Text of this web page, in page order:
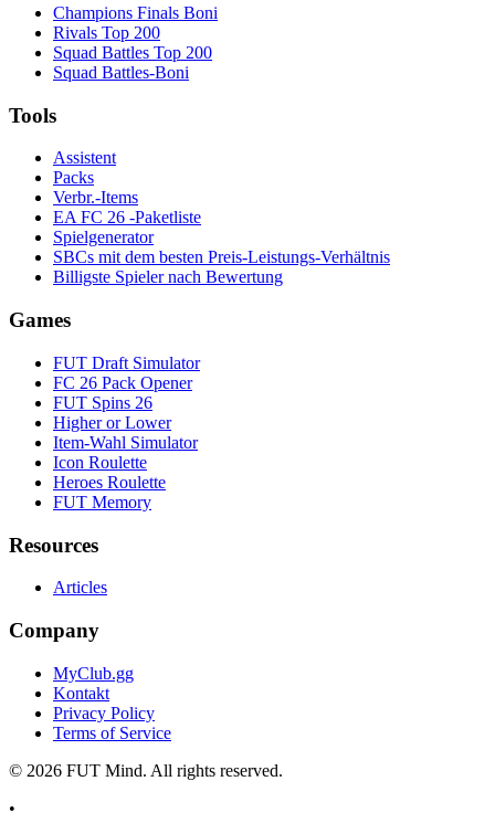
Champions Finals Boni
Rivals Top 200
Squad Battles Top 200
Squad Battles-Boni
Tools
Assistent
Packs
Verbr.-Items
EA FC 26 -Paketliste
Spielgenerator
SBCs mit dem besten Preis-Leistungs-Verhältnis
Billigste Spieler nach Bewertung
Games
FUT Draft Simulator
FC 26 Pack Opener
FUT Spins 26
Higher or Lower
Item-Wahl Simulator
Icon Roulette
Heroes Roulette
FUT Memory
Resources
Articles
Company
MyClub.gg
Kontakt
Privacy Policy
Terms of Service
© 2026 FUT Mind. All rights reserved.
•